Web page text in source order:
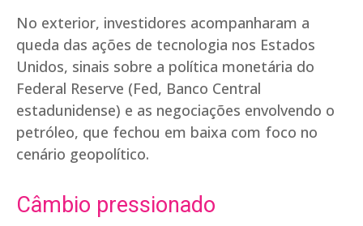
No exterior, investidores acompanharam a
queda das ações de tecnologia nos Estados
Unidos, sinais sobre a política monetária do
Federal Reserve (Fed, Banco Central
estadunidense) e as negociações envolvendo o
petróleo, que fechou em baixa com foco no
cenário geopolítico.
Câmbio pressionado